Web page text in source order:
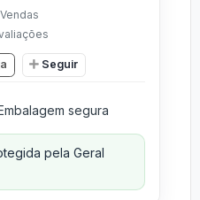
Vendas
Seguir
segura
pela Geral